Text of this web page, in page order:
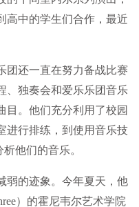
中的学生们合作，最近
团还一直在努力备战比赛
独奏会和爱乐乐团音乐
目。他们充分利用了校园
进行排练，到使用音乐技
他们的音乐。
弱的迹象。今年夏天，他
）的霍尼韦尔艺术学院